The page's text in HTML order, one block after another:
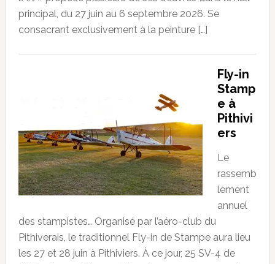
principal, du 27 juin au 6 septembre 2026. Se
consacrant exclusivement à la peinture […]
Fly-in
Stamp
e à
Pithivi
ers
Le
rassemb
lement
annuel
des stampistes… Organisé par l’aéro-club du
Pithiverais, le traditionnel Fly-in de Stampe aura lieu
les 27 et 28 juin à Pithiviers. À ce jour, 25 SV-4 de